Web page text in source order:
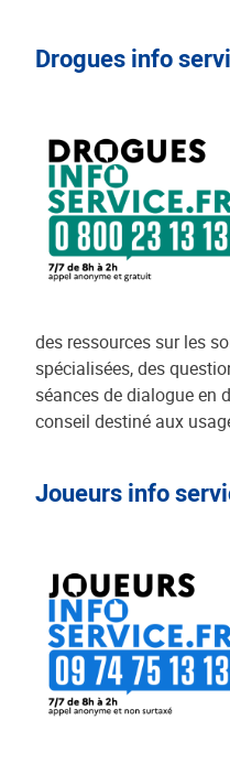
Drogues info
des ressources sur les
spécialisées, des
séances de dialogue en
conseil destiné aux
Joueurs info